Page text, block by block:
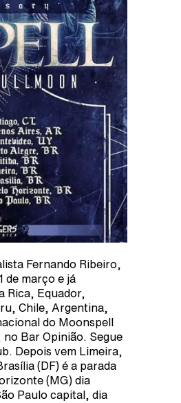
Fernando Ribeiro,
de março e já
Rica, Equador,
Chile, Argentina,
do Moonspell
no Bar Opinião. Segue
Depois vem Limeira,
(DF) é a parada
(MG) dia
Paulo capital, dia